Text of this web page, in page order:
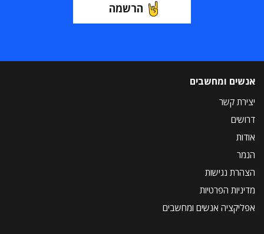
הרשמה
אנשים ומחשבים
יצירת קשר
דרושים
אודות
הנמר
הצהרת נגישות
מדיניות הפרטיות
אפליקציה אנשים ומחשבים